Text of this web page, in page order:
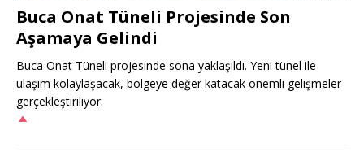
Buca Onat Tüneli Projesinde Son
Aşamaya Gelindi
Buca Onat Tüneli projesinde sona yaklaşıldı. Yeni tünel ile
ulaşım kolaylaşacak, bölgeye değer katacak önemli gelişmeler
gerçekleştiriliyor.